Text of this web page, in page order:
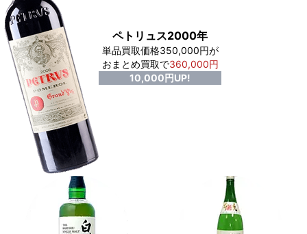
ペトリュス2000年
単品買取価格350,000円が
おまとめ買取で360,000円
10,000円UP!